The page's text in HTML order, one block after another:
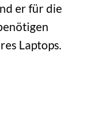
er für die
Laptops.